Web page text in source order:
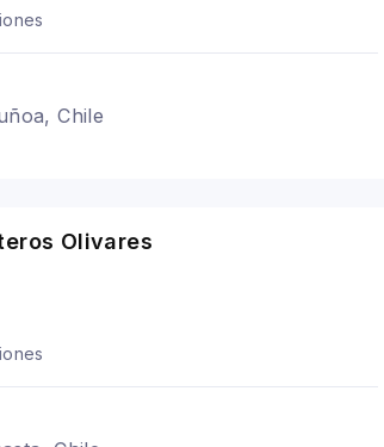
Chile
Olivares